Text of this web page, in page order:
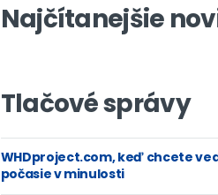
Najčítanejšie
Tlačové správy
WHDproject.com, keď chcete
počasie v minulosti